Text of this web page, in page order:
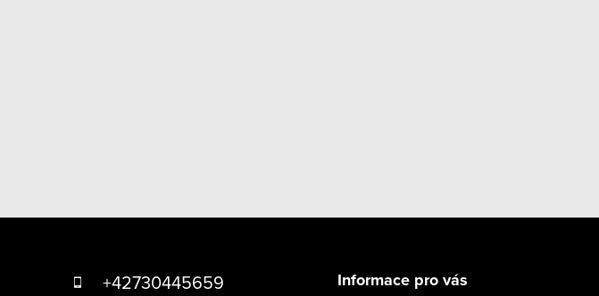
+42730445659 Informace pro vás